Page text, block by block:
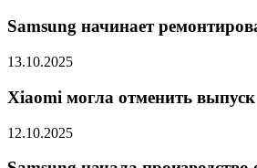
Samsung начинает
13.10.2025
Xiaomi могла отменить
12.10.2025